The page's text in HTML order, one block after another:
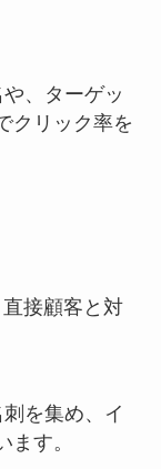
、ターゲッ
クリック率を
接顧客と対
を集め、イ
す。